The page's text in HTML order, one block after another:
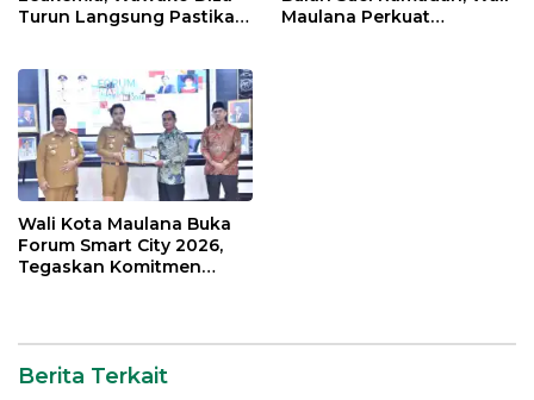
Turun Langsung Pastikan
Maulana Perkuat
Wali Kota Maulana Buka
Forum Smart City 2026,
Tegaskan Komitmen
Berita Terkait